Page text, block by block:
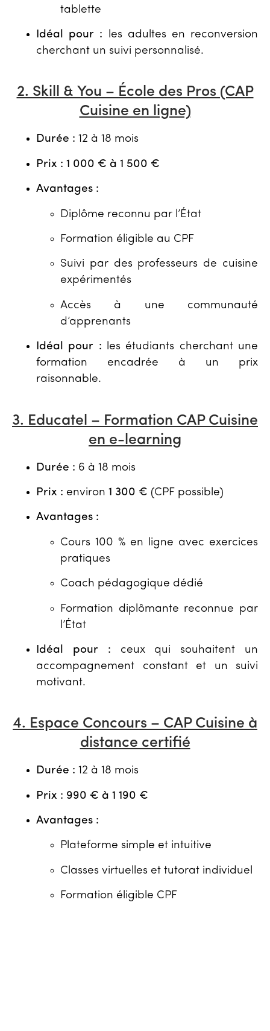
tablette
Idéal pour : les adultes en reconversion
cherchant un suivi personnalisé.
2. Skill & You – École des Pros (CAP
Cuisine en ligne)
Durée : 12 à 18 mois
Prix : 1 000 € à 1 500 €
Avantages :
Diplôme reconnu par l’État
Formation éligible au CPF
Suivi par des professeurs de cuisine
expérimentés
Accès à une communauté
d’apprenants
Idéal pour : les étudiants cherchant une
formation encadrée à un prix
raisonnable.
3. Educatel – Formation CAP Cuisine
en e-learning
Durée : 6 à 18 mois
Prix : environ 1 300 € (CPF possible)
Avantages :
Cours 100 % en ligne avec exercices
pratiques
Coach pédagogique dédié
Formation diplômante reconnue par
l’État
Idéal pour : ceux qui souhaitent un
accompagnement constant et un suivi
motivant.
4. Espace Concours – CAP Cuisine à
distance certifié
Durée : 12 à 18 mois
Prix : 990 € à 1 190 €
Avantages :
Plateforme simple et intuitive
Classes virtuelles et tutorat individuel
Formation éligible CPF